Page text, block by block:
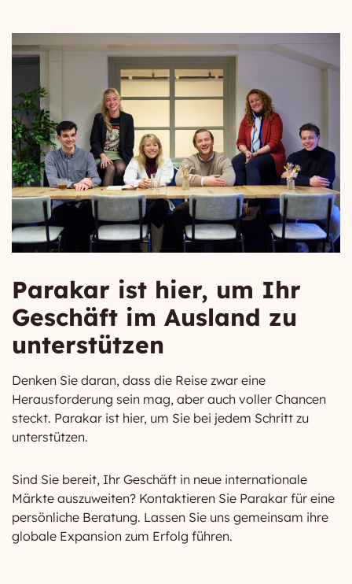
Parakar ist hier, um Ihr
Geschäft im Ausland zu
unterstützen
Denken Sie daran, dass die Reise zwar eine
Herausforderung sein mag, aber auch voller Chancen
steckt. Parakar ist hier, um Sie bei jedem Schritt zu
unterstützen.
Sind Sie bereit, Ihr Geschäft in neue internationale
Märkte auszuweiten? Kontaktieren Sie Parakar für eine
persönliche Beratung. Lassen Sie uns gemeinsam ihre
globale Expansion zum Erfolg führen.